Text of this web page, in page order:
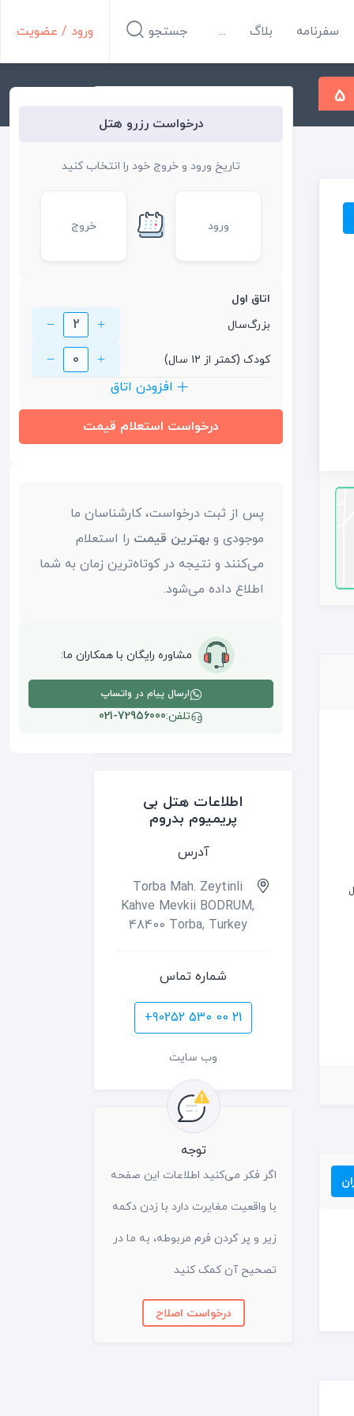
سفرنامه بلاگ ... ورود / عضویت جستجو
5
درخواست رزرو هتل
تاریخ ورود و خروج خود را انتخاب کنید
ورود خروج
اتاق اول
بزرگ‌سال
2
کودک (کمتر از ۱۲ سال)
0
افزودن اتاق
درخواست استعلام قیمت
پس از ثبت درخواست، کارشناسان ما
موجودی و بهترین قیمت را استعلام
می‌کنند و نتیجه در کوتاه‌ترین زمان به شما
اطلاع داده می‌شود.
مشاوره رایگان با همکاران ما:
ارسال پیام در واتساپ
تلفن:021-72956000
اطلاعات هتل بی
پریمیوم بدروم
آدرس
Torba Mah. Zeytinli
Kahve Mevkii BODRUM,
48400 Torba, Turkey
شماره تماس
+90252 530 00 21
وب سایت
توجه
اگر فکر می‌کنید اطلاعات این صفحه
با واقعیت مغایرت دارد با زدن دکمه
زیر و پر کردن فرم مربوطه، به ما در
تصحیح آن کمک کنید
درخواست اصلاح